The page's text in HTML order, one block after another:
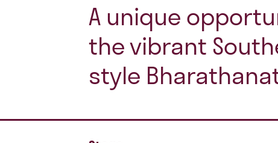
A unique
the vibrant
style